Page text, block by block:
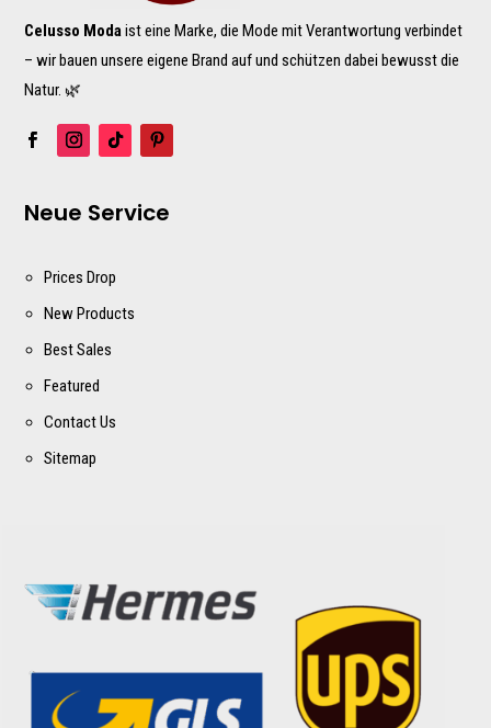
Celusso Modaist eine Marke, die Mode mit Verantwortung verbindet
– wir bauen unsere eigene Brand auf und schützen dabei bewusst die
Natur. 🌿
Neue Service
Prices Drop
New Products
Best Sales
Featured
Contact Us
Sitemap